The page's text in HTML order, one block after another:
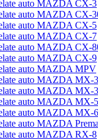
auto MAZDA CX-3
auto MAZDA CX-
auto MAZDA CX-5
auto MAZDA CX-7
auto MAZDA CX-
auto MAZDA CX-9
auto MAZDA MPV
auto MAZDA MX-3
auto MAZDA MX-
auto MAZDA MX-5
auto MAZDA MX-6
auto MAZDA
auto MAZDA RX-8